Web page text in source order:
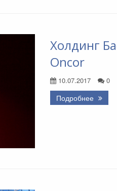
Холдинг
Oncor
10.07.2017 0
Подробнее